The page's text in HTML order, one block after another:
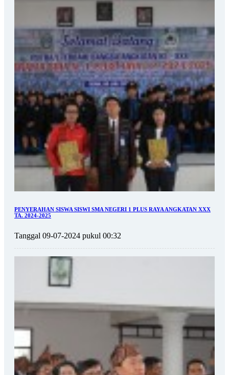
PENYERAHAN SISWA SISWI SMA NEGERI 1 PLUS RAYA ANGKATAN XXX
TA. 2024-2025
Tanggal 09-07-2024 pukul 00:32